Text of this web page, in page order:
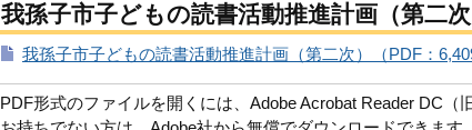
我孫子市子どもの読書活動推進計画（第二次
我孫子市子どもの読書活動推進計画（第二次）（PDF：
PDF形式のファイルを開くには、Adobe Acrobat Reader DC（